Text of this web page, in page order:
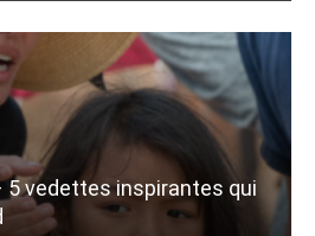
5 vedettes inspirantes qui